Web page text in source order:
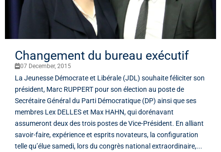
Changement du bureau exécutif
07 December, 2015
La Jeunesse Démocrate et Libérale (JDL) souhaite féliciter son
président, Marc RUPPERT pour son élection au poste de
Secrétaire Général du Parti Démocratique (DP) ainsi que ses
membres Lex DELLES et Max HAHN, qui dorénavant
assumeront deux des trois postes de Vice-Président. En alliant
savoir-faire, expérience et esprits novateurs, la configuration
telle qu’élue samedi, lors du congrès national extraordinaire,...